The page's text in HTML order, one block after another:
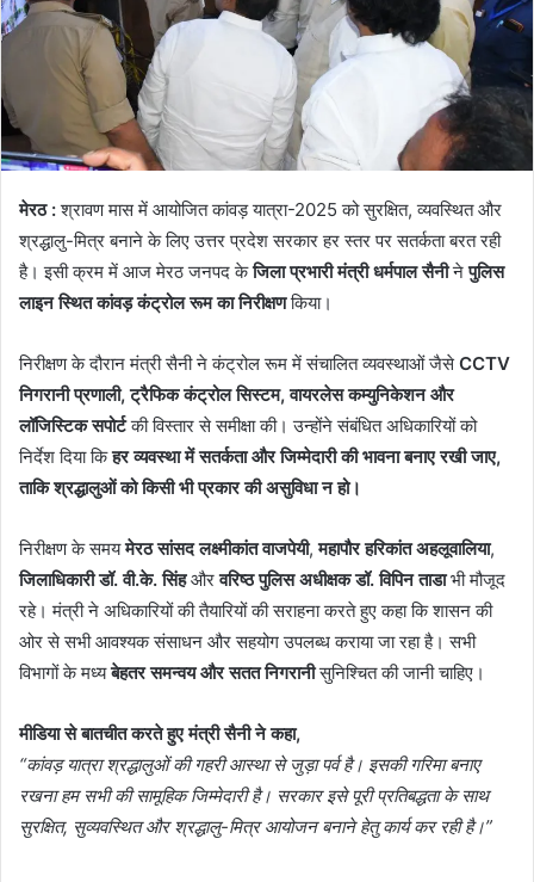
मेरठ :श्रावण मास में आयोजित कांवड़ यात्रा-2025 को सुरक्षित, व्यवस्थित और
श्रद्धालु-मित्र बनाने के लिए उत्तर प्रदेश सरकार हर स्तर पर सतर्कता बरत रही
है। इसी क्रम में आज मेरठ जनपद केजिला प्रभारी मंत्री धर्मपाल सैनीनेपुलिस
लाइन स्थित कांवड़ कंट्रोल रूम का निरीक्षणकिया।
निरीक्षण के दौरान मंत्री सैनी ने कंट्रोल रूम में संचालित व्यवस्थाओं जैसेCCTV
निगरानी प्रणाली, ट्रैफिक कंट्रोल सिस्टम, वायरलेस कम्युनिकेशन और
लॉजिस्टिक सपोर्टकी विस्तार से समीक्षा की। उन्होंने संबंधित अधिकारियों को
निर्देश दिया किहर व्यवस्था में सतर्कता और जिम्मेदारी की भावना बनाए रखी जाए,
ताकि श्रद्धालुओं को किसी भी प्रकार की असुविधा न हो।
निरीक्षण के समयमेरठ सांसद लक्ष्मीकांत वाजपेयी,महापौर हरिकांत अहलूवालिया,
जिलाधिकारी डॉ. वी.के. सिंहऔरवरिष्ठ पुलिस अधीक्षक डॉ. विपिन ताडाभी मौजूद
रहे। मंत्री ने अधिकारियों की तैयारियों की सराहना करते हुए कहा कि शासन की
ओर से सभी आवश्यक संसाधन और सहयोग उपलब्ध कराया जा रहा है। सभी
विभागों के मध्यबेहतर समन्वय और सतत निगरानीसुनिश्चित की जानी चाहिए।
मीडिया से बातचीत करते हुए मंत्री सैनी ने कहा,
“कांवड़ यात्रा श्रद्धालुओं की गहरी आस्था से जुड़ा पर्व है। इसकी गरिमा बनाए
रखना हम सभी की सामूहिक जिम्मेदारी है। सरकार इसे पूरी प्रतिबद्धता के साथ
सुरक्षित, सुव्यवस्थित और श्रद्धालु-मित्र आयोजन बनाने हेतु कार्य कर रही है।”